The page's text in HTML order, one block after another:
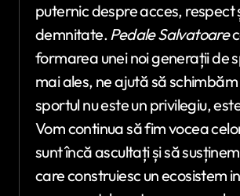
puternic despre acces, respect
demnitate. Pedale Salvatoare
formarea unei noi generații de
mai ales, ne ajută să
sportul nu este un privilegiu,
Vom continua să fim vocea
sunt încă ascultați și să
care construiesc un ecosistem